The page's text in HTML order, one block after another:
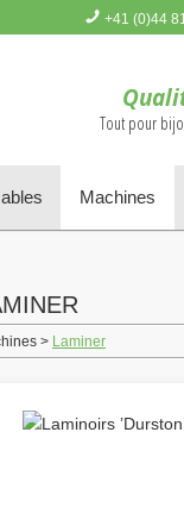
+41 (0)44
Tout pour
Machines
> Laminer